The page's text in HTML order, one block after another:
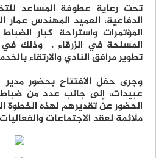
تحت رعاية عطوفة المساعد
الدفاعية، العميد المهندس عمار
المؤتمرات واستراحة كبار
المسلحة في الزرقاء ، وذلك في
تطوير مرافق النادي والارتقاء
وجرى حفل الافتتاح بحضور مدير
عبيدات، إلى جانب عدد من ضباط
الحضور عن تقديرهم لهذه الخطوة
ملائمة لعقد الاجتماعات